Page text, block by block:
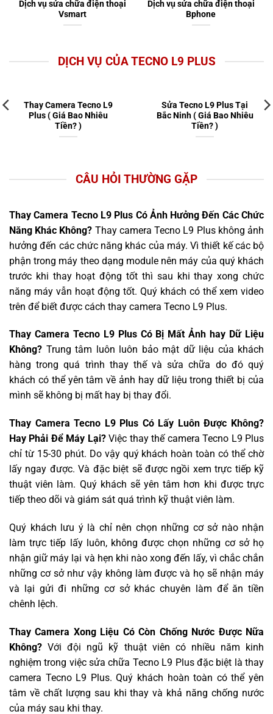
Dịch vụ sửa chữa điện thoại
Vsmart
Dịch vụ sửa chữa điện thoại
Bphone
DỊCH VỤ CỦA TECNO L9 PLUS
Thay Camera Tecno L9
Plus ( Giá Bao Nhiêu
Tiền? )
Sửa Tecno L9 Plus Tại
Bắc Ninh ( Giá Bao Nhiêu
Tiền? )
CÂU HỎI THƯỜNG GẶP
Thay Camera Tecno L9 Plus Có Ảnh Hưởng Đến Các Chức
Năng Khác Không? Thay camera Tecno L9 Plus không ảnh
hưởng đến các chức năng khác của máy. Vì thiết kế các bộ
phận trong máy theo dạng module nên máy của quý khách
trước khi thay hoạt động tốt thì sau khi thay xong chức
năng máy vẫn hoạt động tốt. Quý khách có thể xem video
trên để biết được cách thay camera Tecno L9 Plus.
Thay Camera Tecno L9 Plus Có Bị Mất Ảnh hay Dữ Liệu
Không? Trung tâm luôn luôn bảo mật dữ liệu của khách
hàng trong quá trình thay thế và sửa chữa do đó quý
khách có thể yên tâm về ảnh hay dữ liệu trong thiết bị của
mình sẽ không bị mất hay bị thay đổi.
Thay Camera Tecno L9 Plus Có Lấy Luôn Được Không?
Hay Phải Để Máy Lại?Việc thay thế camera Tecno L9 Plus
chỉ từ 15-30 phút. Do vậy quý khách hoàn toàn có thể chờ
lấy ngay được. Và đặc biệt sẽ được ngồi xem trực tiếp kỹ
thuật viên làm. Quý khách sẽ yên tâm hơn khi được trực
tiếp theo dõi và giám sát quá trình kỹ thuật viên làm.
Quý khách lưu ý là chỉ nên chọn những cơ sở nào nhận
làm trực tiếp lấy luôn, không được chọn những cơ sở họ
nhận giữ máy lại và hẹn khi nào xong đến lấy, vì chắc chắn
những cơ sở như vậy không làm được và họ sẽ nhận máy
và lại gửi đi những cơ sở khác chuyên làm để ăn tiền
chênh lệch.
Thay Camera Xong Liệu Có Còn Chống Nước Được Nữa
Không? Với đội ngũ kỹ thuật viên có nhiều năm kinh
nghiệm trong việc sửa chữa Tecno L9 Plus đặc biệt là thay
camera Tecno L9 Plus. Quý khách hoàn toàn có thể yên
tâm về chất lượng sau khi thay và khả năng chống nước
của máy sau khi thay.